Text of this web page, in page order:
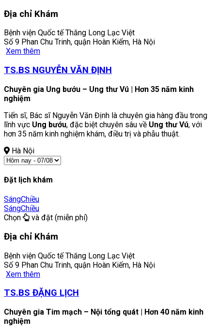
Địa chỉ Khám
Bệnh viện Quốc tế Thăng Long Lạc Việt
Số 9 Phan Chu Trinh, quận Hoàn Kiếm, Hà Nội
Xem thêm
TS.BS NGUYỄN VĂN ĐỊNH
Chuyên gia Ung bướu – Ung thư Vú | Hơn 35 năm kinh
nghiệm
Tiến sĩ, Bác sĩ Nguyễn Văn Định là chuyên gia hàng đầu trong
lĩnh vực Ung bướu, đặc biệt chuyên sâu về Ung thư Vú, với
hơn 35 năm kinh nghiệm khám, điều trị và phẫu thuật.
Hà Nội
Đặt lịch khám
SángChiều
SángChiều
Chọn
và đặt (miễn phí)
Địa chỉ Khám
Bệnh viện Quốc tế Thăng Long Lạc Việt
Số 9 Phan Chu Trinh, quận Hoàn Kiếm, Hà Nội
Xem thêm
TS.BS ĐẶNG LỊCH
Chuyên gia Tim mạch – Nội tổng quát | Hơn 40 năm kinh
nghiệm